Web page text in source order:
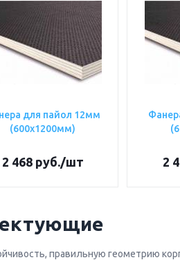
для пайол 12мм
(600х1200мм)
2 468руб./шт 2
правильную геометрию